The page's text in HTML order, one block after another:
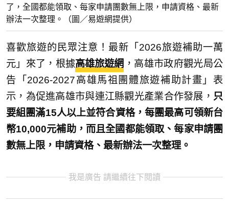
了，全國都能領取、每家申請團數無上限，申請資格、最新
辦法一次整理。（圖／易遊網提供）
喜歡旅遊的民眾注意！最新「2026旅遊補助一萬
元」來了，根據高雄旅遊網 ，高雄市政府觀光局公
告「2026-2027高雄馬祖團體旅遊補助計畫」表
示，為促進高雄市與連江縣觀光產業合作發展， 只
要組團滿15人以上並符合資格，每團最高可領新台
幣10,000元補助，而且全國都能領取、每家申請團
數無上限，申請資格、最新辦法一次整理。
我是廣告 請繼續往下閱讀